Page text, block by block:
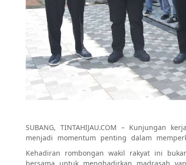
SUBANG, TINTAHIJAU.COM – Kunjungan
menjadi momentum penting dalam
Kehadiran rombongan wakil rakyat ini